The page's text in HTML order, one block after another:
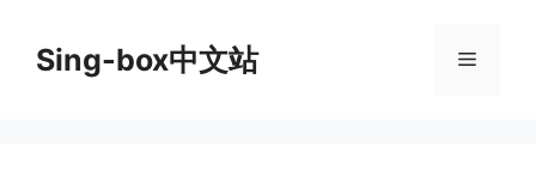
Sing-box中文站 菜